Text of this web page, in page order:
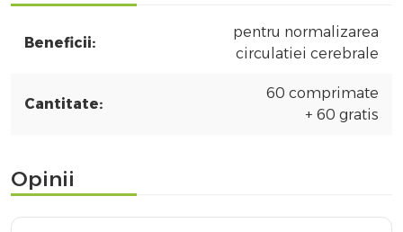
Beneficii:
pentru normalizarea
circulatiei cerebrale
Cantitate:
60 comprimate
+ 60 gratis
Opinii